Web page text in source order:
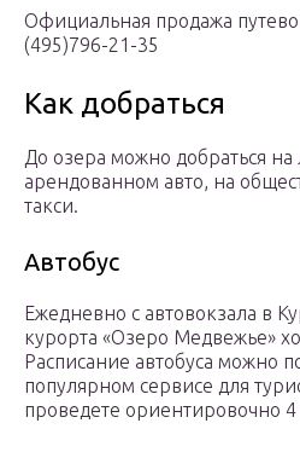
Официальная продажа
(495)796-21-35
Как добраться
До озера можно добраться
арендованном авто, на
такси.
Автобус
Ежедневно с автовокзала в
курорта «Озеро Медвежье»
Расписание автобуса можно
популярном сервисе для
проведете ориентировочно 4